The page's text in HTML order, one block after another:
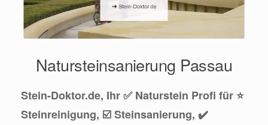
Natursteinsanierung Passau
Stein-Doktor.de, Ihr ✅ Naturstein Profi für ⭐
Steinreinigung, ☑️ Steinsanierung, ✔️